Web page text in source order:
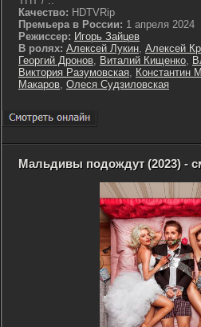
Качество: HDTVRip
Премьера в России: 1 апреля 2024
Режиссер: Игорь Зайцев
В ролях: Алексей Лукин, Алексей
Георгий Дронов, Виталий Кищенко,
Виктория Разумовская, Константин
Макаров, Олеся Судзиловская
Мальдивы подождут (2023) -